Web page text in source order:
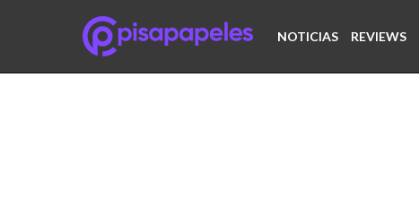
NOTICIAS REVIEWS